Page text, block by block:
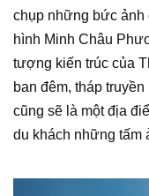
chụp những bức ảnh
hình Minh Châu
tượng kiến trúc của
ban đêm, tháp
cũng sẽ là một địa
du khách những tấm